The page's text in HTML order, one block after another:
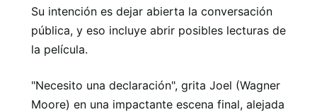
Su intención es dejar abierta la conversación
pública, y eso incluye abrir posibles lecturas de
la película.
"Necesito una declaración", grita Joel (Wagner
Moore) en una impactante escena final, alejada